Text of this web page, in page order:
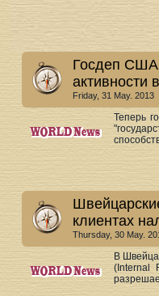
Госдеп США
активности
Friday, 31 May. 2013
Теперь
клиентах
Thursday, 30 May.
В
(Internal